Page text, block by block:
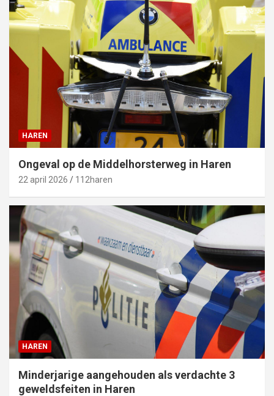
HAREN
Ongeval op de Middelhorsterweg in Haren
22 april 2026 112haren
HAREN
Minderjarige aangehouden als verdachte 3
geweldsfeiten in Haren